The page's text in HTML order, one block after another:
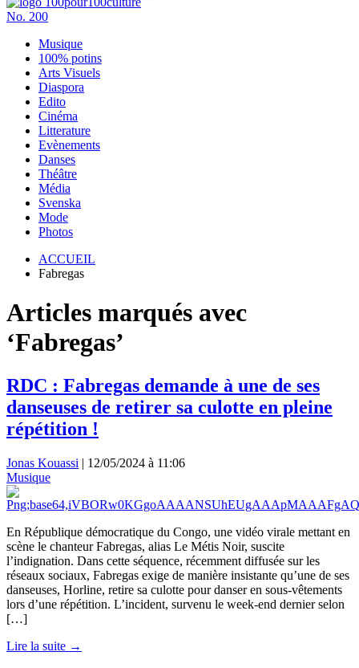
No. 200
Musique
100% potins
Arts Visuels
Diaspora
Edito
Cinéma
Litterature
Evènements
Danses
Théâtre
Média
Svenska
Mode
Photos
ACCUEIL
Fabregas
Articles marqués avec
‘Fabregas’
RDC : Fabregas demande à une de ses
danseuses de retirer sa culotte en pleine
répétition !
Jonas Kouassi | 12/05/2024 à 11:06
Musique
En République démocratique du Congo, une vidéo virale mettant en
scène le chanteur Fabregas, alias Le Métis Noir, suscite
l’indignation. Dans cette séquence, récemment diffusée sur les
réseaux sociaux, Fabregas exige de manière insistante qu’une de ses
danseuses, Horline, retire sa culotte pour danser en sous-vêtements
lors d’une répétition. L’incident, survenu le week-end dernier selon
[…]
Lire la suite →